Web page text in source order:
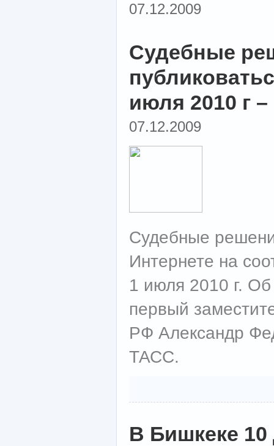
07.12.2009
Судебные
июля 2010 г
07.12.2009
Судебные
Интернете на
1 июля 2010 г.
первый
РФ Александр
ТАСС.
В Бишкеке 10